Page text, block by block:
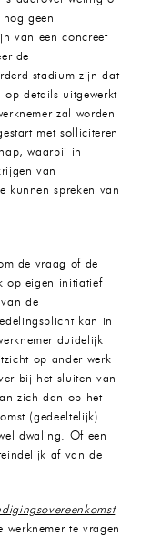
geen
van een concreet
de
stadium zijn dat
op details uitgewerkt
zal worden
met solliciteren
waarbij in
van
kunnen spreken van
de vraag of de
op eigen initiatief
de
kan in
duidelijk
op ander werk
bij het sluiten van
zich dan op het
(gedeeltelijk)
dwaling. Of een
af van de
te vragen